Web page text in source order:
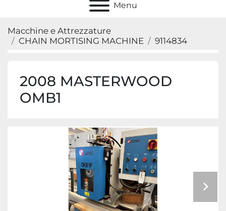
Menu
Macchine e Attrezzature
CHAIN MORTISING MACHINE
9114834
2008 MASTERWOOD
OMB1